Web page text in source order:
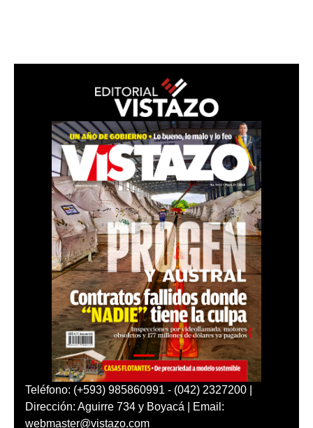
Teléfono: (+593) 985860991 - (042) 2327200 |
Dirección: Aguirre 734 y Boyacá | Email:
webmaster@vistazo.com